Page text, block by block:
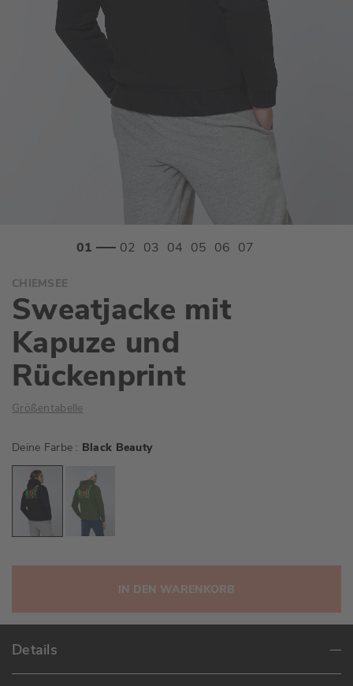
Anfang
der
Bildgalerie
springen
CHIEMSEE
Sweatjacke mit
Kapuze und
Rückenprint
Größentabelle
Deine Farbe Black Beauty
IN DEN WARENKORB
Details